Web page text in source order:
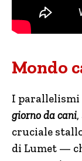
Mondo
I
giorno da cani
cruciale
di Lumet —